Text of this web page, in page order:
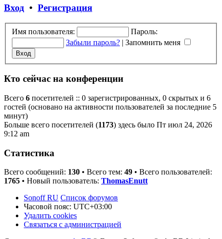
Вход • Регистрация
Имя пользователя:
Пароль:
Забыли пароль? | Запомнить меня
Кто сейчас на конференции
Всего 6 посетителей :: 0 зарегистрированных, 0 скрытых и 6
гостей (основано на активности пользователей за последние 5
минут)
Больше всего посетителей (1173) здесь было Пт июл 24, 2026
9:12 am
Статистика
Всего сообщений: 130 • Всего тем: 49 • Всего пользователей:
1765 • Новый пользователь: ThomasEnutt
Sonoff RU Список форумов
Часовой пояс: UTC+03:00
Удалить cookies
Связаться с администрацией